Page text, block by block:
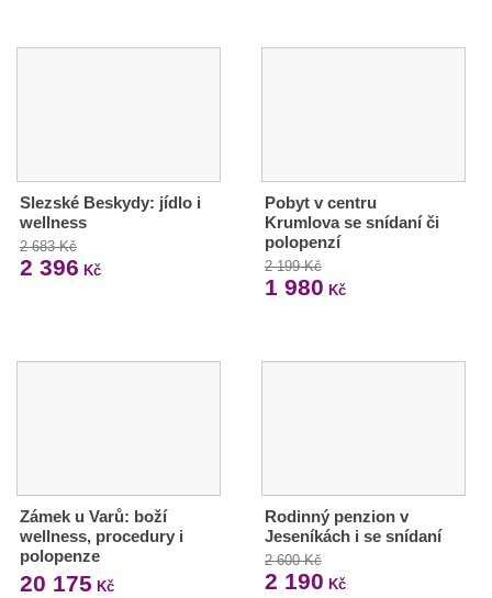
Slezské Beskydy: jídlo i
wellness
2 683 Kč
2 396 Kč
Pobyt v centru
Krumlova se snídaní či
polopenzí
2 199 Kč
1 980 Kč
Zámek u Varů: boží
wellness, procedury i
polopenze
20 175 Kč
Rodinný penzion v
Jeseníkách i se snídaní
2 600 Kč
2 190 Kč